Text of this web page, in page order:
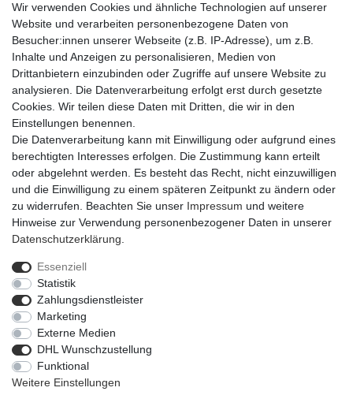
Impressum
Barrierefreiheitserklärung
Vertrag widerrufen
Wir verwenden Cookies und ähnliche Technologien auf unserer
Website und verarbeiten personenbezogene Daten von
Besucher:innen unserer Webseite (z.B. IP-Adresse), um z.B.
Inhalte und Anzeigen zu personalisieren, Medien von
Drittanbietern einzubinden oder Zugriffe auf unsere Website zu
analysieren. Die Datenverarbeitung erfolgt erst durch gesetzte
Cookies. Wir teilen diese Daten mit Dritten, die wir in den
Einstellungen benennen.
Die Datenverarbeitung kann mit Einwilligung oder aufgrund eines
berechtigten Interesses erfolgen. Die Zustimmung kann erteilt
oder abgelehnt werden. Es besteht das Recht, nicht einzuwilligen
und die Einwilligung zu einem späteren Zeitpunkt zu ändern oder
zu widerrufen. Beachten Sie unser Impressum und weitere
Hinweise zur Verwendung personenbezogener Daten in unserer
Daten­schutz­erklärung
Essenziell
Statistik
Zahlungsdienstleister
Marketing
Externe Medien
DHL Wunschzustellung
Funktional
Weitere Einstellungen